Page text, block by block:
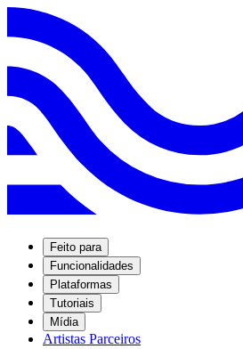
Feito para
Funcionalidades
Plataformas
Tutoriais
Mídia
Artistas Parceiros